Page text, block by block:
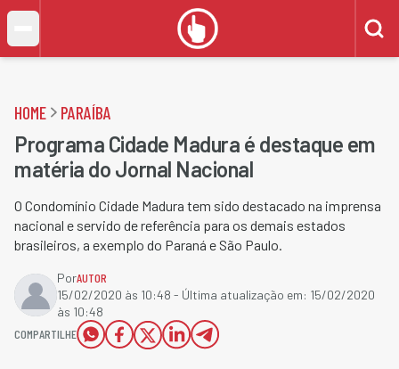
HOME PARAÍBA
Programa Cidade Madura é destaque em
matéria do Jornal Nacional
O Condomínio Cidade Madura tem sido destacado na imprensa
nacional e servido de referência para os demais estados
brasileiros, a exemplo do Paraná e São Paulo.
PorAUTOR
15/02/2020 às 10:48 - Última atualização em: 15/02/2020
às 10:48
COMPARTILHE